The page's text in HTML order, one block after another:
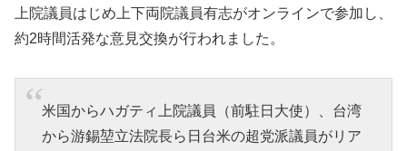
上院議員はじめ上下両院議員有志がオンラインで参加し、
約2時間活発な意見交換が行われました。
米国からハガティ上院議員（前駐日大使）、台湾
から游錫堃立法院長ら日台米の超党派議員がリア